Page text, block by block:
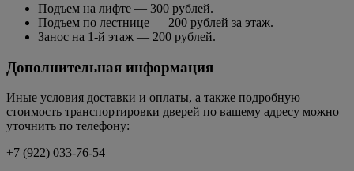
Подъем на лифте — 300 рублей.
Подъем по лестнице — 200 рублей за этаж.
Занос на 1-й этаж — 200 рублей.
Дополнительная информация
Иные условия доставки и оплаты, а также подробную
стоимость транспортировки дверей по вашему адресу можно
уточнить по телефону:
+7 (922) 033-76-54